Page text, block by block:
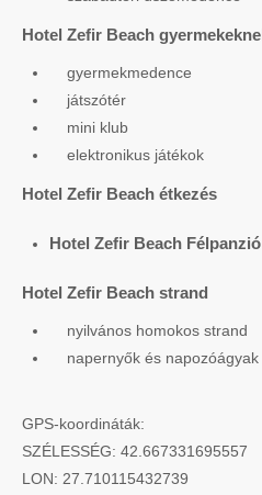
Hotel Zefir Beach
gyermekmedence
játszótér
mini klub
elektronikus játékok
Hotel Zefir Beach étkezés
Hotel Zefir Beach
Hotel Zefir Beach strand
nyilvános homokos strand
napernyők és napozóágyak
GPS-koordináták:
SZÉLESSÉG: 42.667331695557
LON: 27.710115432739